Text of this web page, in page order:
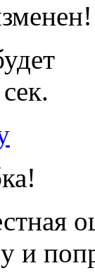
сек.
и